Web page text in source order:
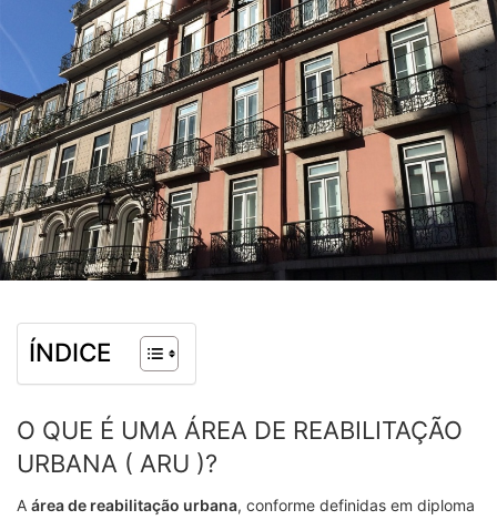
ÍNDICE
O QUE É UMA ÁREA DE REABILITAÇÃO
URBANA ( ARU )?
A área de reabilitação urbana, conforme definidas em diploma